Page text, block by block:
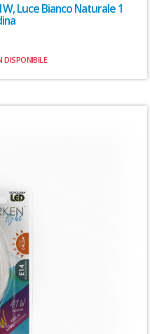
Luce Bianco Naturale 1
DISPONIBILE